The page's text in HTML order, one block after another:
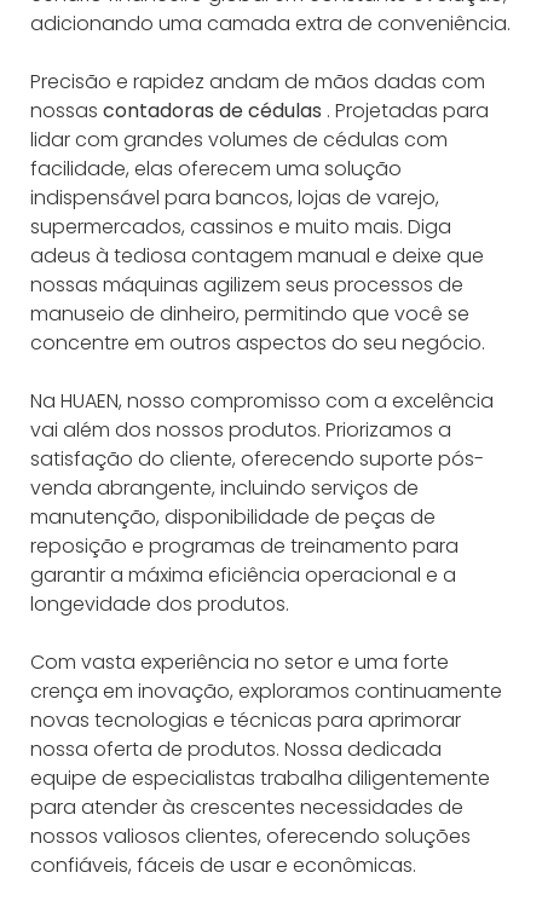
adicionando uma camada extra de conveniência.
Precisão e rapidez andam de mãos dadas com
nossas contadoras de cédulas . Projetadas para
lidar com grandes volumes de cédulas com
facilidade, elas oferecem uma solução
indispensável para bancos, lojas de varejo,
supermercados, cassinos e muito mais. Diga
adeus à tediosa contagem manual e deixe que
nossas máquinas agilizem seus processos de
manuseio de dinheiro, permitindo que você se
concentre em outros aspectos do seu negócio.
Na HUAEN, nosso compromisso com a excelência
vai além dos nossos produtos. Priorizamos a
satisfação do cliente, oferecendo suporte pós-
venda abrangente, incluindo serviços de
manutenção, disponibilidade de peças de
reposição e programas de treinamento para
garantir a máxima eficiência operacional e a
longevidade dos produtos.
Com vasta experiência no setor e uma forte
crença em inovação, exploramos continuamente
novas tecnologias e técnicas para aprimorar
nossa oferta de produtos. Nossa dedicada
equipe de especialistas trabalha diligentemente
para atender às crescentes necessidades de
nossos valiosos clientes, oferecendo soluções
confiáveis, fáceis de usar e econômicas.